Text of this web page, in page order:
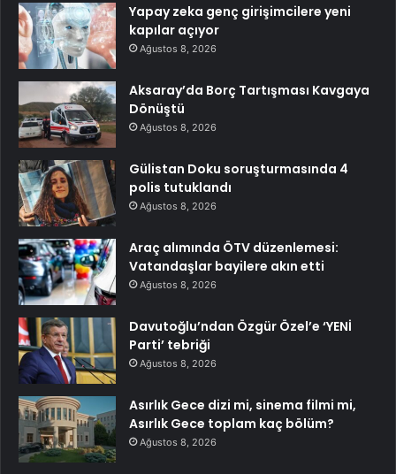
Yapay zeka genç girişimcilere yeni
kapılar açıyor
Ağustos 8, 2026
Aksaray’da Borç Tartışması Kavgaya
Dönüştü
Ağustos 8, 2026
Gülistan Doku soruşturmasında 4
polis tutuklandı
Ağustos 8, 2026
Araç alımında ÖTV düzenlemesi:
Vatandaşlar bayilere akın etti
Ağustos 8, 2026
Davutoğlu’ndan Özgür Özel’e ‘YENİ
Parti’ tebriği
Ağustos 8, 2026
Asırlık Gece dizi mi, sinema filmi mi,
Asırlık Gece toplam kaç bölüm?
Ağustos 8, 2026